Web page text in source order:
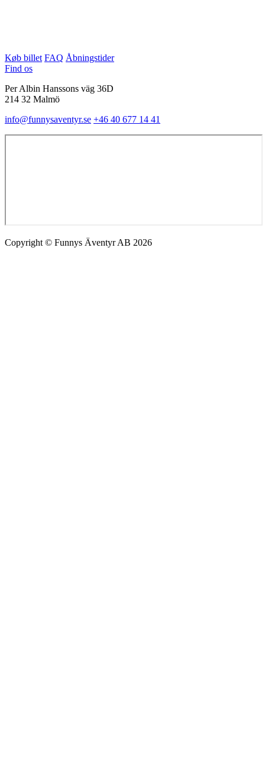
Køb billet FAQ Åbningstider
Find os
Per Albin Hanssons väg 36D
214 32 Malmö
info@funnysaventyr.se +46 40 677 14 41
Copyright © Funnys Äventyr AB 2026